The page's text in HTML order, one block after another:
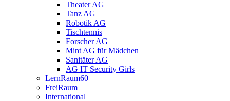
Theater AG
Tanz AG
Robotik AG
Tischtennis
Forscher AG
Mint AG für Mädchen
Sanitäter AG
AG IT Security Girls
LernRaum60
FreiRaum
International